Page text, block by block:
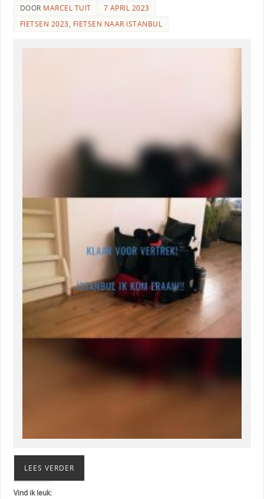
DOOR MARCEL TUIT
7 APRIL 2023
FIETSEN 2023, FIETSEN NAAR ISTANBUL
LEES VERDER
Vind ik leuk: